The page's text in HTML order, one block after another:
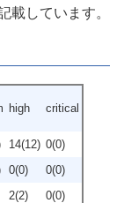
載しています。
high critical
14(12) 0(0)
0(0)
0(0)
2(2)
0(0)